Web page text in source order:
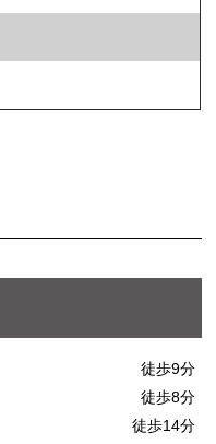
徒歩9分
徒歩8分
徒歩14分